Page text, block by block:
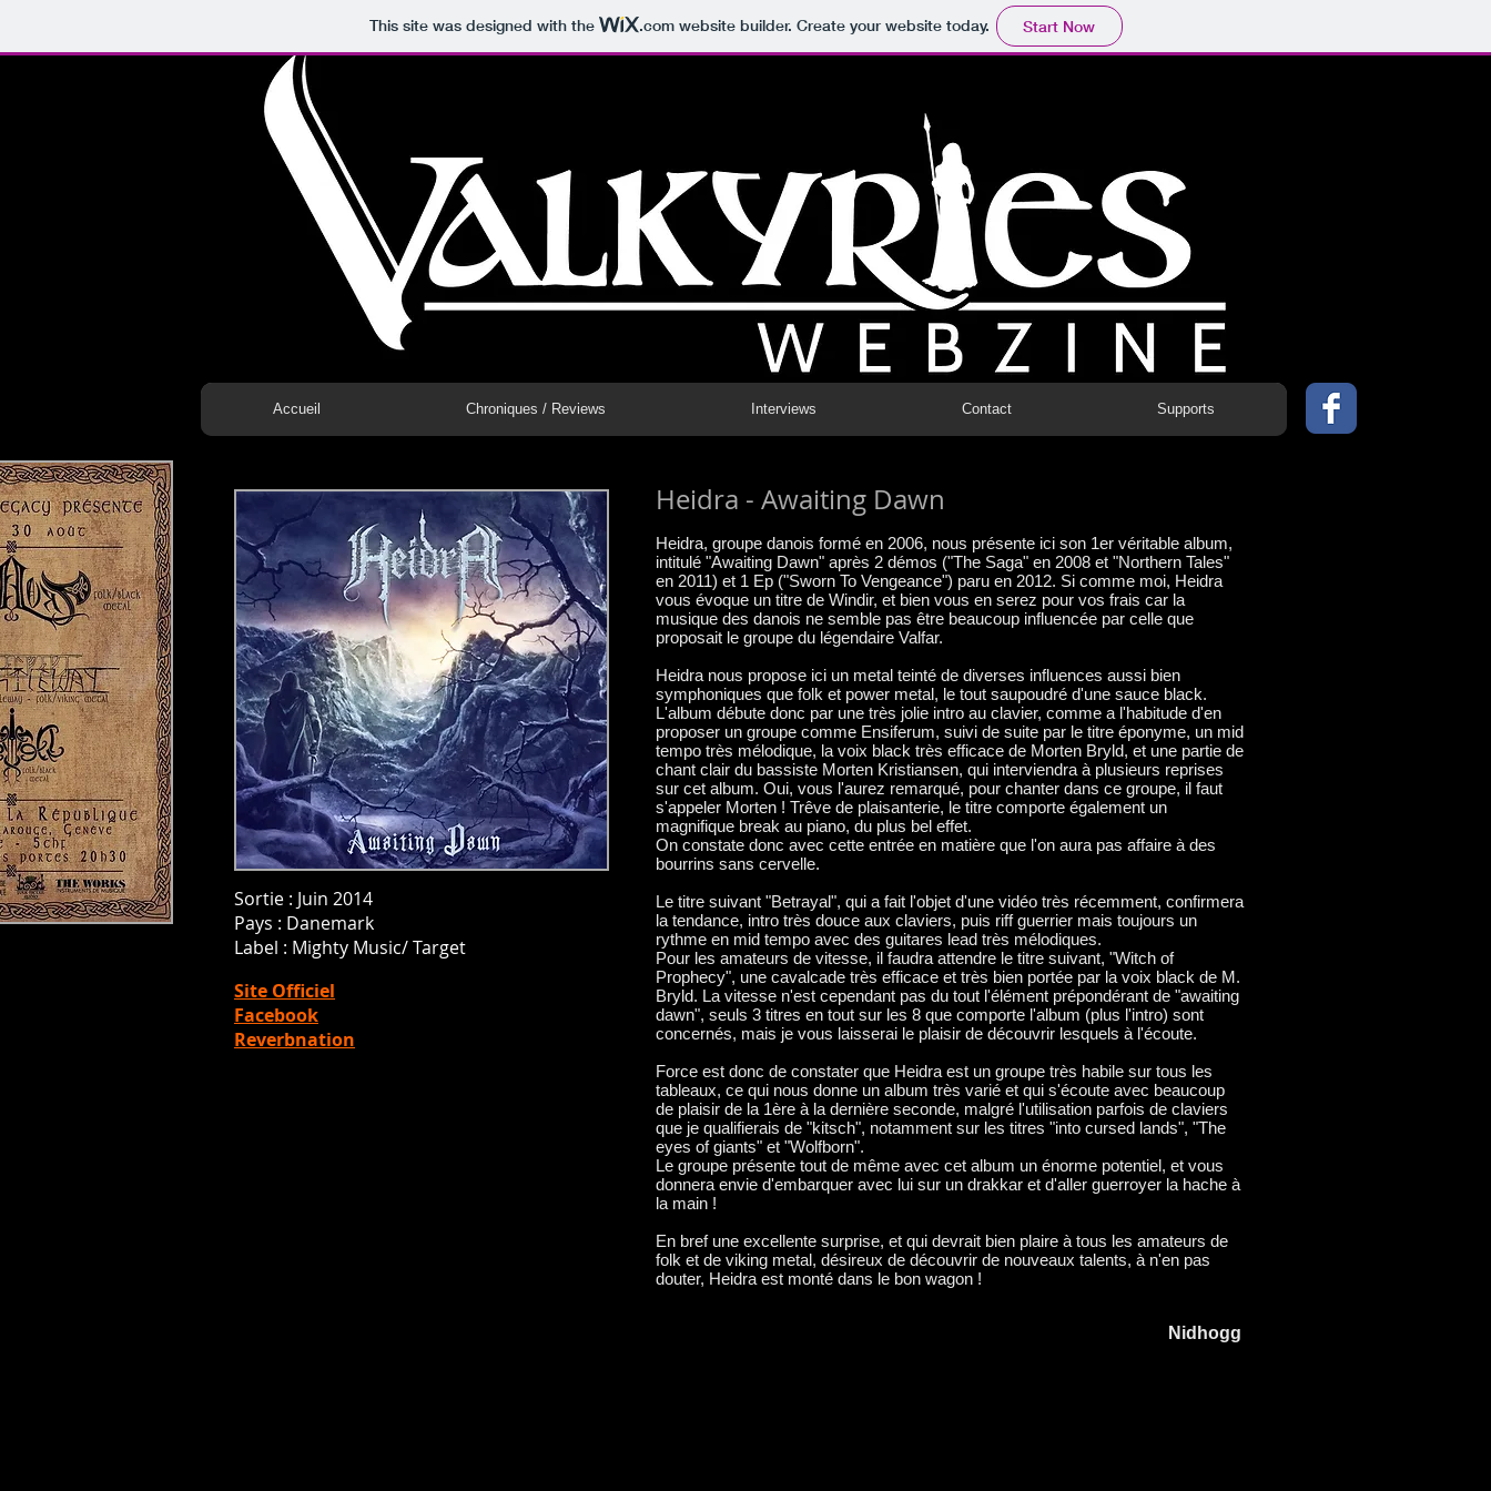
This site was designed with the .comwebsite builder. Create your website today. Start Now
Heidra - Awaiting Dawn
Heidra, groupe danois formé en 2006, nous présente ici son 1er véritable album,
intitulé "Awaiting Dawn" après 2 démos ("The Saga" en 2008 et "Northern Tales"
en 2011) et 1 Ep ("Sworn To Vengeance") paru en 2012. Si comme moi, Heidra
vous évoque un titre de Windir, et bien vous en serez pour vos frais car la
musique des danois ne semble pas être beaucoup influencée par celle que
proposait le groupe du légendaire Valfar.
Heidra nous propose ici un metal teinté de diverses influences aussi bien
symphoniques que folk et power metal, le tout saupoudré d'une sauce black.
L'album débute donc par une très jolie intro au clavier, comme a l'habitude d'en
proposer un groupe comme Ensiferum, suivi de suite par le titre éponyme, un mid
tempo très mélodique, la voix black très efficace de Morten Bryld, et une partie de
chant clair du bassiste Morten Kristiansen, qui interviendra à plusieurs reprises
sur cet album. Oui, vous l'aurez remarqué, pour chanter dans ce groupe, il faut
s'appeler Morten ! Trêve de plaisanterie, le titre comporte également un
magnifique break au piano, du plus bel effet.
On constate donc avec cette entrée en matière que l'on aura pas affaire à des
bourrins sans cervelle.
Le titre suivant "Betrayal", qui a fait l'objet d'une vidéo très récemment, confirmera
la tendance, intro très douce aux claviers, puis riff guerrier mais toujours un
rythme en mid tempo avec des guitares lead très mélodiques.
Pour les amateurs de vitesse, il faudra attendre le titre suivant, "Witch of
Prophecy", une cavalcade très efficace et très bien portée par la voix black de M.
Bryld. La vitesse n'est cependant pas du tout l'élément prépondérant de "awaiting
dawn", seuls 3 titres en tout sur les 8 que comporte l'album (plus l'intro) sont
concernés, mais je vous laisserai le plaisir de découvrir lesquels à l'écoute.
Force est donc de constater que Heidra est un groupe très habile sur tous les
tableaux, ce qui nous donne un album très varié et qui s'écoute avec beaucoup
de plaisir de la 1ère à la dernière seconde, malgré l'utilisation parfois de claviers
que je qualifierais de "kitsch", notamment sur les titres "into cursed lands", "The
eyes of giants" et "Wolfborn".
Le groupe présente tout de même avec cet album un énorme potentiel, et vous
donnera envie d'embarquer avec lui sur un drakkar et d'aller guerroyer la hache à
la main !
En bref une excellente surprise, et qui devrait bien plaire à tous les amateurs de
folk et de viking metal, désireux de découvrir de nouveaux talents, à n'en pas
douter, Heidra est monté dans le bon wagon !
Nidhogg
Sortie : Juin 2014
Pays : Danemark
Label : Mighty Music/ Target
Site Officiel
Facebook
Reverbnation
Accueil Chroniques / Reviews Interviews Contact Supports